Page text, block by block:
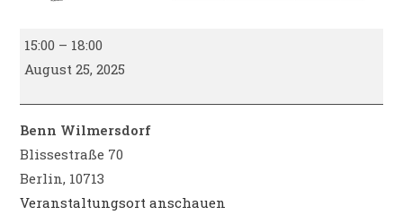
Sommertage
bei
(Jugendprogramm)
-
Karaoke
&
Chill
15:00 – 18:00
August 25, 2025
Benn Wilmersdorf
Blissestraße 70
Berlin, 10713
Veranstaltungsort anschauen